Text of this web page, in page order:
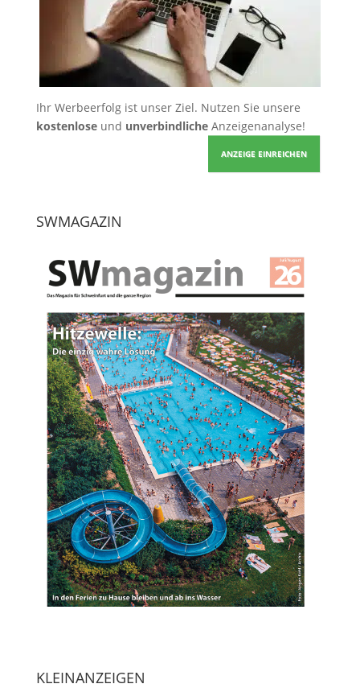
Ihr Werbeerfolg ist unser Ziel. Nutzen Sie unsere
kostenloseund unverbindlicheAnzeigenanalyse!
ANZEIGE EINREICHEN
SWMAGAZIN
KLEINANZEIGEN